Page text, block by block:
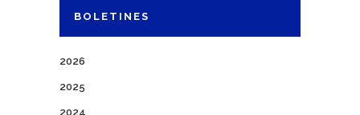
BOLETINES
2026
2025
2024